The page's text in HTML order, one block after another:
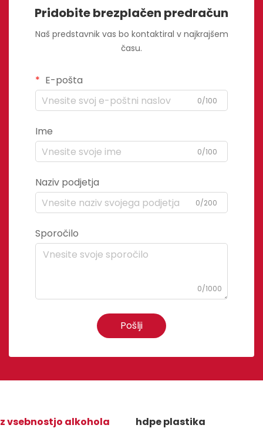
Pridobite brezplačen predračun
Naš predstavnik vas bo kontaktiral v najkrajšem
času.
E-pošta
0/100
Ime
0/100
Naziv podjetja
0/200
Sporočilo
0/1000
Pošlji
z vsebnostjo alkohola
hdpe plastika